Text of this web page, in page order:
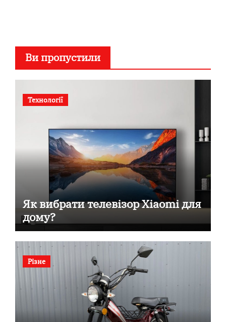
Ви пропустили
Технології
Як вибрати телевізор Xiaomi для
дому?
Різне